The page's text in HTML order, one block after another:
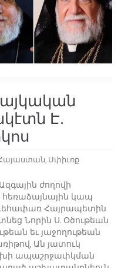
Է.
, Սփիւռք
ժողովի
կապ
Հայրապետին
Նորին Ս. Օծութեան
եւ յաջողութեան
Ան յատուկ
ապաշրջափկման